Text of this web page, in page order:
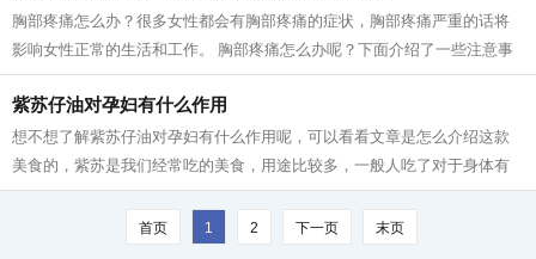
胸部疼痛怎么办？很多女性都会有胸部疼痛的症状，胸部疼痛严重的话将
影响女性正常的生活和工作。 胸部疼痛怎么办呢？下面介绍了一些注意事
项，想知道的朋友不妨看一下！ 1、穿...
紫苏仔油对孕妇有什么作用
想不想了解紫苏仔油对孕妇有什么作用呢，可以看看文章是怎么介绍这款
美食的，紫苏是我们经常吃的美食，用途比较多，一般人吃了对于身体有
很好的调理作用，是老少皆宜的营养美...
首页 1 2 下一页 末页